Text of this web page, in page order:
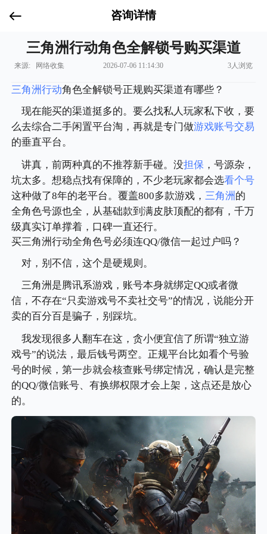
咨询详情
三角洲行动角色全解锁号购买渠道
来源: 网络收集 2026-07-06 11:14:30 3人浏览
三角洲行动角色全解锁号正规购买渠道有哪些？
现在能买的渠道挺多的。要么找私人玩家私下收，要
么去综合二手闲置平台淘，再就是专门做游戏账号交易
的垂直平台。
讲真，前两种真的不推荐新手碰。没担保 ，号源杂，
坑太多。想稳点找有保障的，不少老玩家都会选看个号
这种做了8年的老平台。覆盖800多款游戏， 三角洲 的
全角色号源也全，从基础款到满皮肤顶配的都有，千万
级真实订单撑着，口碑一直还行。
买三角洲行动全角色号必须连QQ/微信一起过户吗？
对，别不信，这个是硬规则。
三角洲是腾讯系游戏，账号本身就绑定QQ或者微
信，不存在“只卖游戏号不卖社交号”的情况，说能分开
卖的百分百是骗子，别踩坑。
我发现很多人翻车在这，贪小便宜信了所谓“独立游
戏号”的说法，最后钱号两空。正规平台比如看个号验
号的时候，第一步就会核查账号绑定情况，确认是完整
的QQ/微信账号、有换绑权限才会上架，这点还是放心
的。